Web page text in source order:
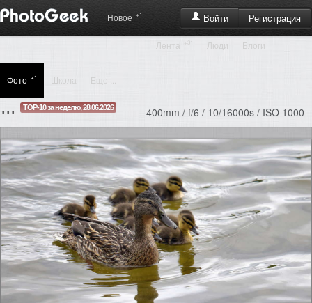
Войти Регистрация
Новое +1
Лента Люди Блоги
Фото +1 Школа Еще ...
... TOP-10 за неделю, 28.06.2026 400mm / f/6 / 10/16000s / ISO 1000